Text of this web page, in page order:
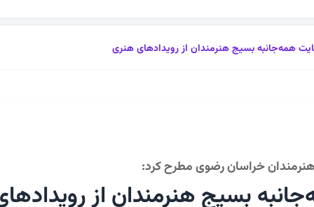
همه‌جانبه بسیج هنرمندان از رویدادهای هنری
خراسان رضوی مطرح کرد:
بسیج هنرمندان از